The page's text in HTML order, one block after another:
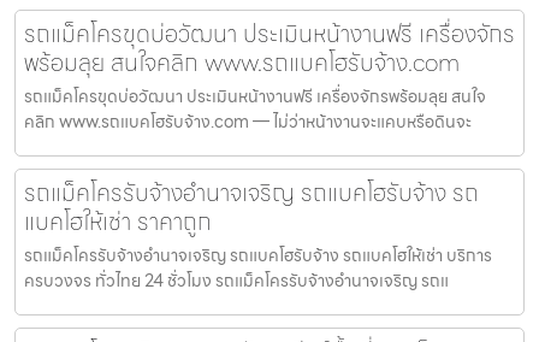
รถแม็คโครขุดบ่อวัฒนา ประเมินหน้างานฟรี เครื่องจักร
พร้อมลุย สนใจคลิก www.รถแบคโฮรับจ้าง.com
รถแม็คโครขุดบ่อวัฒนา ประเมินหน้างานฟรี เครื่องจักรพร้อมลุย สนใจ
คลิก www.รถแบคโฮรับจ้าง.com — ไม่ว่าหน้างานจะแคบหรือดินจะ
รถแม็คโครรับจ้างอำนาจเจริญ รถแบคโฮรับจ้าง รถ
แบคโฮให้เช่า ราคาถูก
รถแม็คโครรับจ้างอำนาจเจริญ รถแบคโฮรับจ้าง รถแบคโฮให้เช่า บริการ
ครบวงจร ทั่วไทย 24 ชั่วโมง รถแม็คโครรับจ้างอำนาจเจริญ รถแ